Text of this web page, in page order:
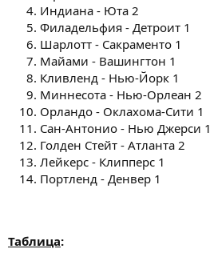
Индиана - Юта 2
Филадельфия - Детроит 1
Шарлотт - Сакраменто 1
Майами - Вашингтон 1
Кливленд - Нью-Йорк 1
Миннесота - Нью-Орлеан 2
Орландо - Оклахома-Сити 1
Сан-Антонио - Нью Джерси 1
Голден Стейт - Атланта 2
Лейкерс - Клипперс 1
Портленд - Денвер 1
Таблица: